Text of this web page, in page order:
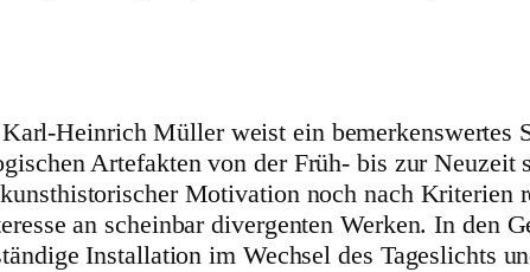
Heinrich Müller weist ein bemer­kens­wertes
Arte­fakten von der Früh- bis zur Neuzeit
Moti­va­tion noch nach Kriterien
an scheinbar diver­genten Werken. In den
Instal­la­tion im Wechsel des Tages­lichts